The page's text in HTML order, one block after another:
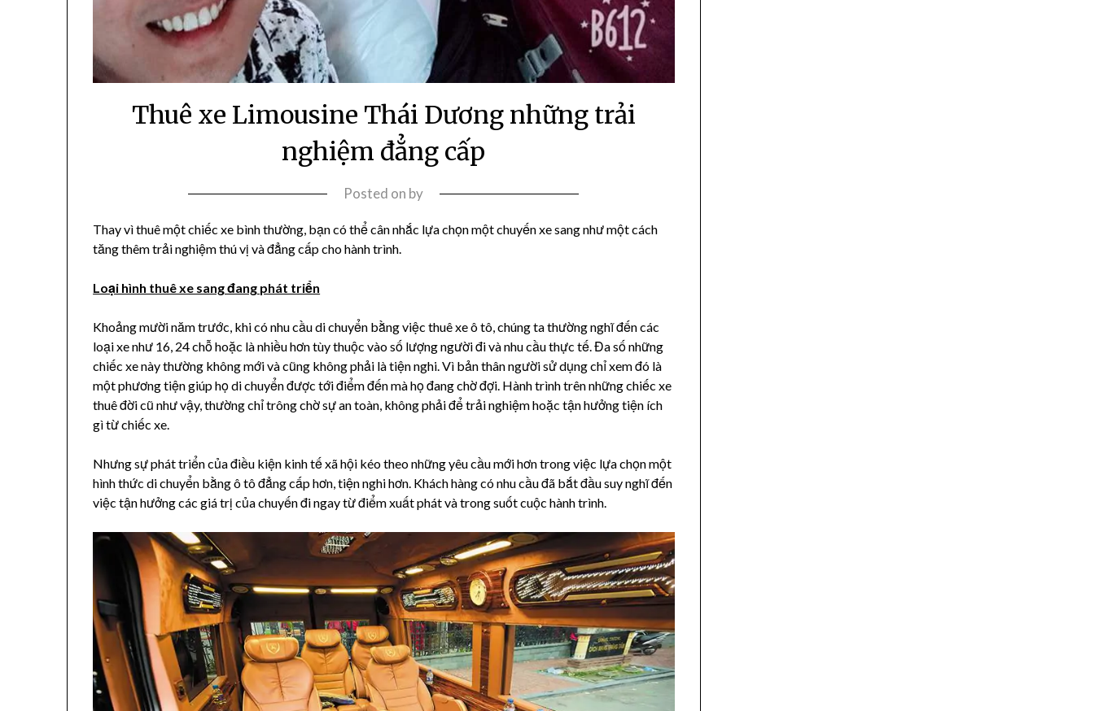
Thuê xe Limousine Thái Dương những trải
nghiệm đẳng cấp
Posted on by
Thay vì thuê một chiếc xe bình thường, bạn có thể cân nhắc lựa chọn một chuyến xe sang như một cách
tăng thêm trải nghiệm thú vị và đẳng cấp cho hành trình.
Loại hình thuê xe sang đang phát triển
Khoảng mười năm trước, khi có nhu cầu di chuyển bằng việc thuê xe ô tô, chúng ta thường nghĩ đến các
loại xe như 16, 24 chỗ hoặc là nhiều hơn tùy thuộc vào số lượng người đi và nhu cầu thực tế. Đa số những
chiếc xe này thường không mới và cũng không phải là tiện nghi. Vì bản thân người sử dụng chỉ xem đó là
một phương tiện giúp họ di chuyển được tới điểm đến mà họ đang chờ đợi. Hành trình trên những chiếc xe
thuê đời cũ như vậy, thường chỉ trông chờ sự an toàn, không phải để trải nghiệm hoặc tận hưởng tiện ích
gì từ chiếc xe.
Nhưng sự phát triển của điều kiện kinh tế xã hội kéo theo những yêu cầu mới hơn trong việc lựa chọn một
hình thức di chuyển bằng ô tô đẳng cấp hơn, tiện nghi hơn. Khách hàng có nhu cầu đã bắt đầu suy nghĩ đến
việc tận hưởng các giá trị của chuyến đi ngay từ điểm xuất phát và trong suốt cuộc hành trình.